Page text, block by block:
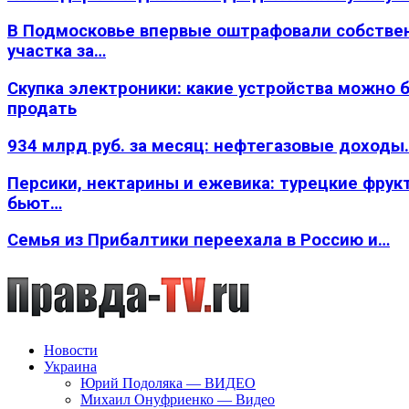
В Подмосковье впервые оштрафовали
участка за…
Скупка электроники: какие устройства можно
продать
934 млрд руб. за месяц: нефтегазовые
Персики, нектарины и ежевика: турецкие
бьют…
Семья из Прибалтики переехала в Россию и…
Новости
Украина
Юрий Подоляка — ВИДЕО
Михаил Онуфриенко — Видео